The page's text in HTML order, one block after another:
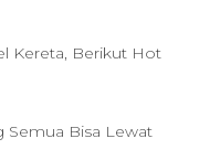
Kereta, Berikut Hot
Semua Bisa Lewat